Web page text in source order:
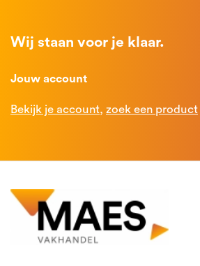
Wij staan voor je klaar.
Jouw account
Bekijk je account, zoek een product